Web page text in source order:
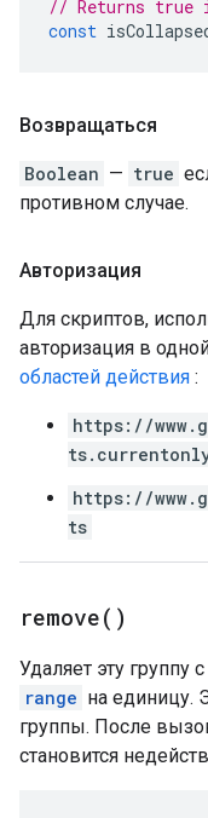
// Returns true
const
Возвращаться
Boolean — true
противном случае.
Авторизация
Для скриптов,
авторизация в
областей действия :
https://
https://
ts
remove( )
Удаляет эту группу
range на единицу.
группы. После
становится